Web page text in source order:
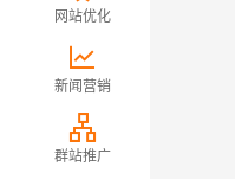
网站优化
新闻营销
群站推广